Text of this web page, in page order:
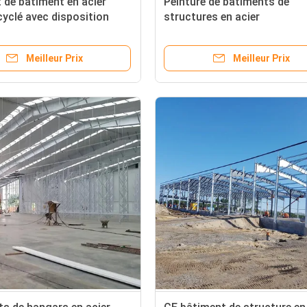
avec disposition
Meilleur Prix
structures en acier
Meilleur Prix